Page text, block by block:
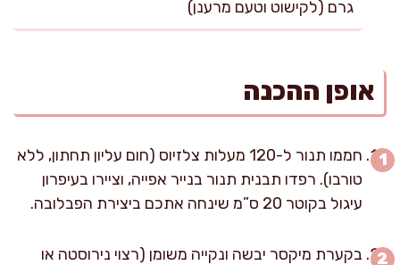
גרם (לקישוט וטעם מרענן)
אופן ההכנה
חממו תנור ל-120 מעלות צלזיוס (חום עליון תחתון, ללא
טורבו). רפדו תבנית תנור בנייר אפייה, וציירו בעיפרון
עיגול בקוטר 20 ס”מ שינחה אתכם ביצירת הפבלובה.
בקערת מיקסר יבשה ונקייה משומן (רצוי נירוסטה או